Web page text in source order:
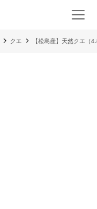
クエ 【松島産】天然クエ（